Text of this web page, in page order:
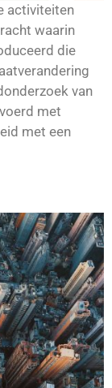
activiteiten
waarin
die
van
met
met een